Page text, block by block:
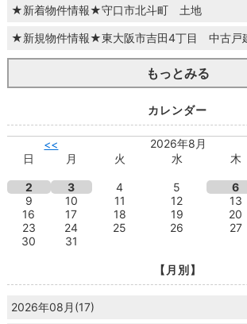
★新着物件情報★守口市北斗町 土地
★新規物件情報★東大阪市吉田4丁目 中古戸
もっとみる
カレンダー
<<
2026年8月
日
月 火 水 木
2
3 4 5 6
9
10 11 12 13
16
17 18 19 20
23
24 25 26 27
30
31
【月別】
2026年08月(17)